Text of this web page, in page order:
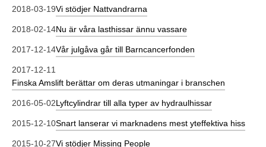
2018-03-19Vi stödjer Nattvandrarna
2018-02-14Nu är våra lasthissar ännu vassare
2017-12-14Vår julgåva går till Barncancerfonden
2017-12-11
Finska Amslift berättar om deras utmaningar i branschen
2016-05-02Lyftcylindrar till alla typer av hydraulhissar
2015-12-10Snart lanserar vi marknadens mest yteffektiva hiss
2015-10-27Vi stödjer Missing People